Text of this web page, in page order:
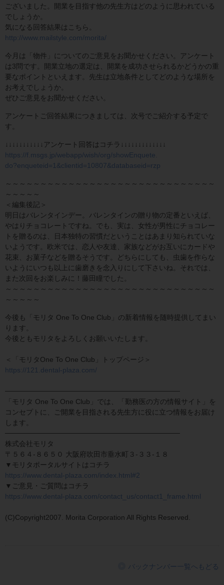
ございました。開業を目指す他の先生方はどのように思われている
でしょうか。
気になる回答結果はこちら。
http://www.mailstyle.com/morita/
今月は「物件」についてのご意見をお聞かせください。アンケート
は3問です。開業立地の選定は、開業を成功させられるかどうかの重
要なポイントといえます。先生は立地条件としてどのような場所を
お考えでしょうか。
ぜひご意見をお聞かせください。
アンケートご回答結果につきましては、次号でご紹介する予定で
す。
↓↓↓↓↓↓↓↓↓↓↓アンケート回答はコチラ↓↓↓↓↓↓↓↓↓↓↓↓↓
https://f.msgs.jp/webapp/wish/org/showEnquete.
do?enqueteid=1&clientid=10807&databaseid=rzp
～～～～～～～～～～～～～～～～～～～～～～～～～～～～～～
～～～～～
＜編集後記＞
明日はバレンタインデー。バレンタインの贈り物の定番といえば、
やはりチョコレートですね。でも、実は、女性が男性にチョコレー
トを贈るのは、日本独特の習慣だということはあまり知られていな
いようです。欧米では、恋人や友達、家族などがお互いにカードや
花束、お菓子などを贈るそうです。どちらにしても、虫歯を作らな
いようにいつも以上に歯磨きを念入りにして下さいね。それでは、
また次回をお楽しみに！藤田瞳でした。
～～～～～～～～～～～～～～～～～～～～～～～～～～～～～～
～～～～～
今後も「モリタ One To One Club」の新着情報を随時提供してまい
ります。
今後ともモリタをよろしくお願いいたします。
＜「モリタOne To One Club」トップページ＞
https://121.dental-plaza.com/
───────────────────────────────────
「モリタ One To One Club」では、「勤務医の方の情報サイト」を
コンセプトに、ご開業を目指される先生方に役に立つ情報をお届け
します。
───────────────────────────────────
株式会社モリタ
〒５６４-８６５０ 大阪府吹田市垂水町３-３３-１８
▼モリタポータルサイトはコチラ
https://www.dental-plaza.com/index.html#2
▼ご意見・ご質問はコチラ
https://www.dental-plaza.com/contact_us/contact1_frame.html
(C)Copyright2007. Morita Corporation All Rights Reserved.
バックナンバー一覧へもどる